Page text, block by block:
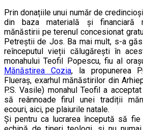
Prin donațiile unui număr de
din baza materială și financiară
mănăstirii pe terenul concesionat
Petreștii de Jos. Ba mai mult, s-a
reînceputul vieții călugărești în
monahului Teofil Popescu, fiu al
Mănăstirea Cozia, la propunerea
Flueraș, exarhul mănăstirilor din
P.S. Vasile) monahul Teofil a
să reânnoade firul unei tradiții
ecouri, aici, pe plaiurile natale.
Și pentru ca lucrarea începută să